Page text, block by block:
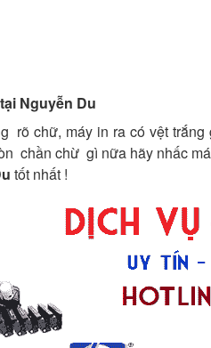
Nguyễn Du
rõ chữ, máy in ra có vệt
chần chừ gì nữa hãy nhấc
tốt nhất !